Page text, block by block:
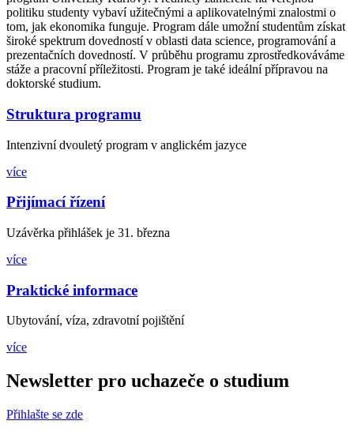
politiku studenty vybaví užitečnými a aplikovatelnými znalostmi o
tom, jak ekonomika funguje. Program dále umožní studentům získat
široké spektrum dovedností v oblasti data science, programování a
prezentačních dovedností. V průběhu programu zprostředkováváme
stáže a pracovní příležitosti. Program je také ideální přípravou na
doktorské studium.
Struktura programu
Intenzivní dvouletý program v anglickém jazyce
více
Přijímací řízení
Uzávěrka přihlášek je 31. března
více
Praktické informace
Ubytování, víza, zdravotní pojištění
více
Newsletter pro uchazeče o studium
Přihlašte se zde